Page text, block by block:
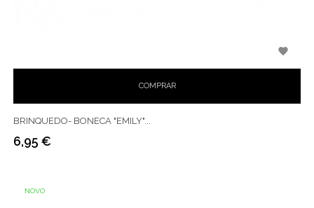
COMPRAR

BRINQUEDO- BONECA "EMILY"...
Preço
6,95 €
NOVO